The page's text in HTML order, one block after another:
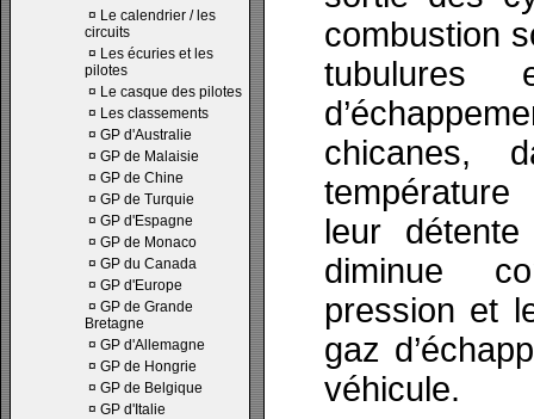
¤ Le calendrier / les
circuits
¤ Les écuries et les
pilotes
¤ Le casque des pilotes
¤ Les classements
¤ GP d'Australie
¤ GP de Malaisie
¤ GP de Chine
¤ GP de Turquie
¤ GP d'Espagne
¤ GP de Monaco
¤ GP du Canada
¤ GP d'Europe
¤ GP de Grande
Bretagne
¤ GP d'Allemagne
¤ GP de Hongrie
¤ GP de Belgique
¤ GP d'Italie
combustion
chicanes,
leur détente
diminue
pression et
gaz
véhicule.